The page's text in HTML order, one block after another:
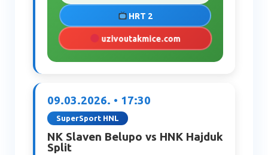
HRT 2
uzivoutakmice.com
09.03.2026. • 17:30
SuperSport HNL
NK Slaven Belupo vs HNK Hajduk
Split